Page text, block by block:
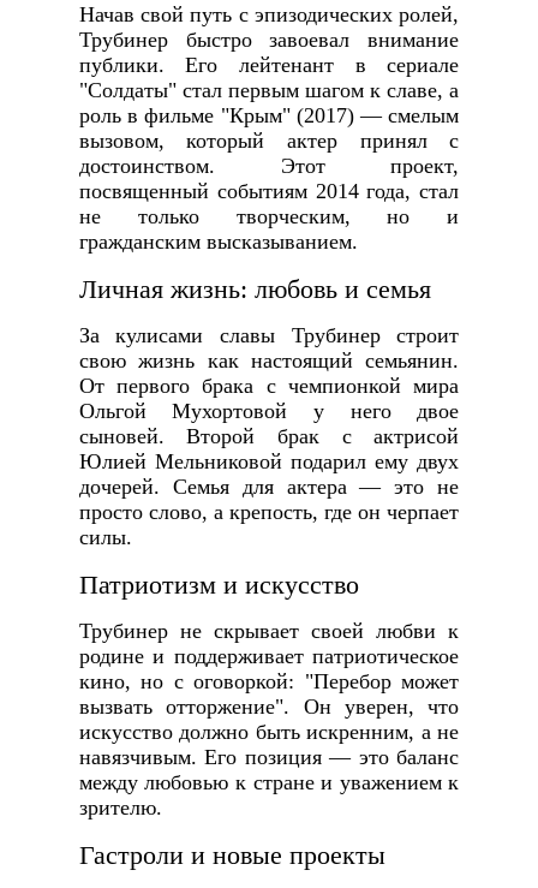
Начав свой путь с эпизодических ролей,
Трубинер быстро завоевал внимание
публики. Его лейтенант в сериале
"Солдаты" стал первым шагом к славе, а
роль в фильме "Крым" (2017) — смелым
вызовом, который актер принял с
достоинством. Этот проект,
посвященный событиям 2014 года, стал
не только творческим, но и
гражданским высказыванием.
Личная жизнь: любовь и семья
За кулисами славы Трубинер строит
свою жизнь как настоящий семьянин.
От первого брака с чемпионкой мира
Ольгой Мухортовой у него двое
сыновей. Второй брак с актрисой
Юлией Мельниковой подарил ему двух
дочерей. Семья для актера — это не
просто слово, а крепость, где он черпает
силы.
Патриотизм и искусство
Трубинер не скрывает своей любви к
родине и поддерживает патриотическое
кино, но с оговоркой: "Перебор может
вызвать отторжение". Он уверен, что
искусство должно быть искренним, а не
навязчивым. Его позиция — это баланс
между любовью к стране и уважением к
зрителю.
Гастроли и новые проекты